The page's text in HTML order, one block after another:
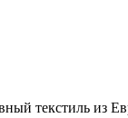
текстиль из